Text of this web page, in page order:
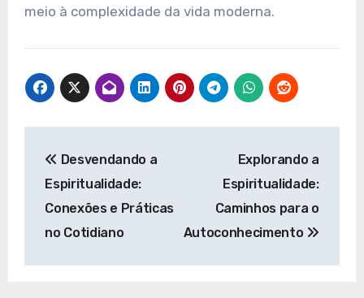
meio à complexidade da vida moderna.
de
Post
Desvendando a
Espiritualidade:
Conexões e Práticas
no Cotidiano
Explorando a
Espiritualidade:
Caminhos para o
Autoconhecimento